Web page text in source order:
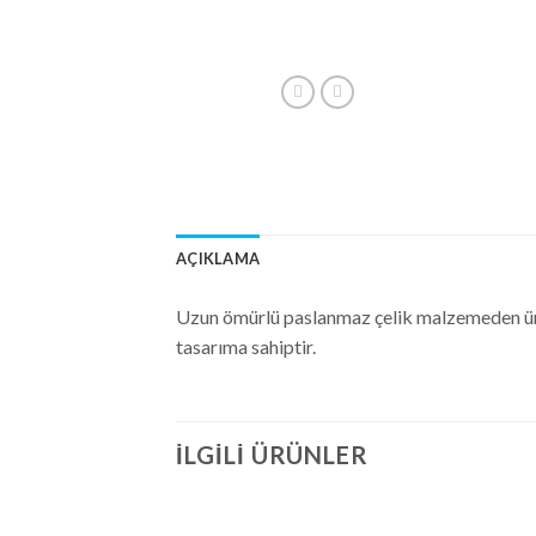
AÇIKLAMA
Uzun ömürlü paslanmaz çelik malzemeden
tasarıma sahiptir.
İLGILI ÜRÜNLER